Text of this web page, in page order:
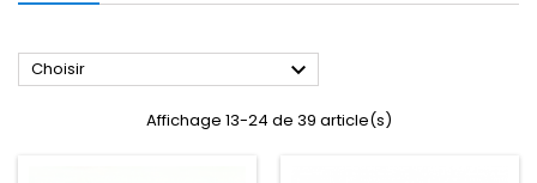
Choisir 
Affichage 13-24 de 39 article(s)